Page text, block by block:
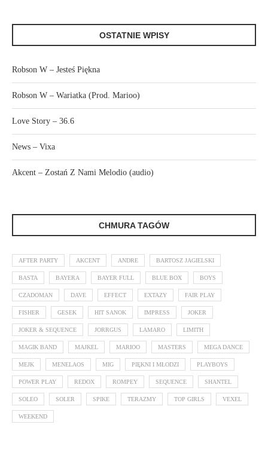
OSTATNIE WPISY
Robson W – Jesteś Piękna
Robson W – Wariatka (Prod. Marioo)
Love Story – 36.6
News – Vixa
Akcent – Zostań Z Nami Melodio (audio)
CHMURA TAGÓW
AFTER PARTY AKCENT ANDRE BARTOSZ JAGIELSKI
BASTA BAYERA BAYER FULL BLUE BOX BOYS
CZADOMAN DAVE EFFECT EXTAZY FAIR PLAY
FISHER GESEK HIT SANOK IMPRESS JOKER
JOKER & SEQUENCE JORRGUS LAMARO LIMITH
MAGIK BAND MAJKEL MARIOO MASTERS MEGA DANCE
MEJK MENELAOS MIG PIĘKNI I MŁODZI PLAYBOYS
POWER PLAY REDOX ROMPEY SEQUENCE SHANTEL
SOLEO SOLER SPIKE TERAZMY TOP GIRLS VEXEL
WEEKEND